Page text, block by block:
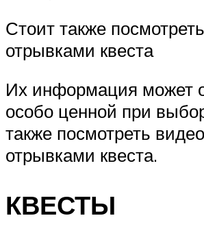
Стоит также
отрывками квеста
Их информация может
особо ценной при
также посмотреть
отрывками квеста.
КВЕСТЫ